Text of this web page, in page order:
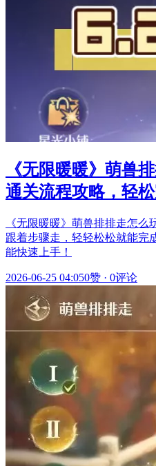
《无限暖暖》萌兽
通关流程攻略，轻
《无限暖暖》萌兽排排走怎么
跟着步骤走，轻轻松松就能完
能快速上手！
2026-06-25 04:050赞 · 0评论